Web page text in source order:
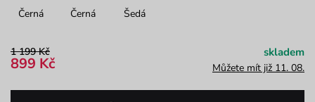
Černá Černá Šedá
1 199 Kč
899 Kč
skladem
Můžete mít již 11. 08.